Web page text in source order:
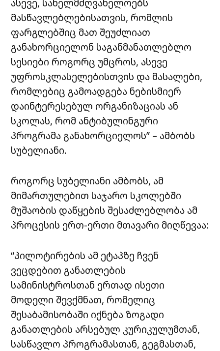
მასწავლებლებისათვის, რომლის
ფარგლებშიც მათ შეუძლიათ
განახორციელონ საგანმანათლებლო
სესიები როგორც უმცროს, ასევე
უფროსკლასელებისთვის და მასალები,
რომლებიც გამოადგება ნებისმიერ
დაინტერესებულ ორგანიზაციას ან
სკოლას, რომ ანტიბულინგური
პროგრამა განახორციელოს” – ამბობს
სუბელიანი.
როგორც სუბელიანი ამბობს, ამ
მიმართულებით საჯარო სკოლებში
მუშაობის დაწყების შესაძლებლობა ამ
პროცესის ერთ-ერთი მთავარი მიღწევაა:
“პილოტირების ამ ეტაპზე ჩვენ
ვეცდებით განათლების
სამინისტროსთან ერთად ისეთი
მოდელი შევქმნათ, რომელიც
შესაბამისობაში იქნება ზოგადი
განათლების არსებულ კურიკულუმთან,
სასწავლო პროგრამასთან, გეგმასთან,